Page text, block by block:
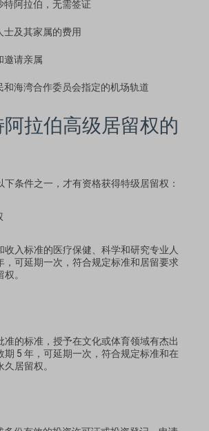
特阿拉伯，无需签证
士及其家属的费用
邀请亲属
和海湾合作委员会指定的机场轨道
拉伯高级居留权的
下条件之一，才有资格获得特级居留权：
收入标准的医疗保健、科学和研究专业人
，可延期一次，符合规定标准和居留要求
。
准的标准，授予在文化或体育领域有杰出
期 5 年，可延期一次，符合规定标准和在
居留权。